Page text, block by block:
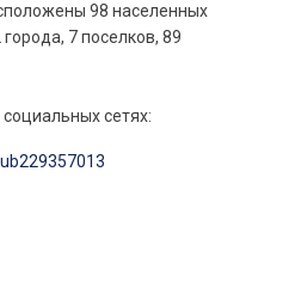
98 населенных
7 поселков, 89
сетях: